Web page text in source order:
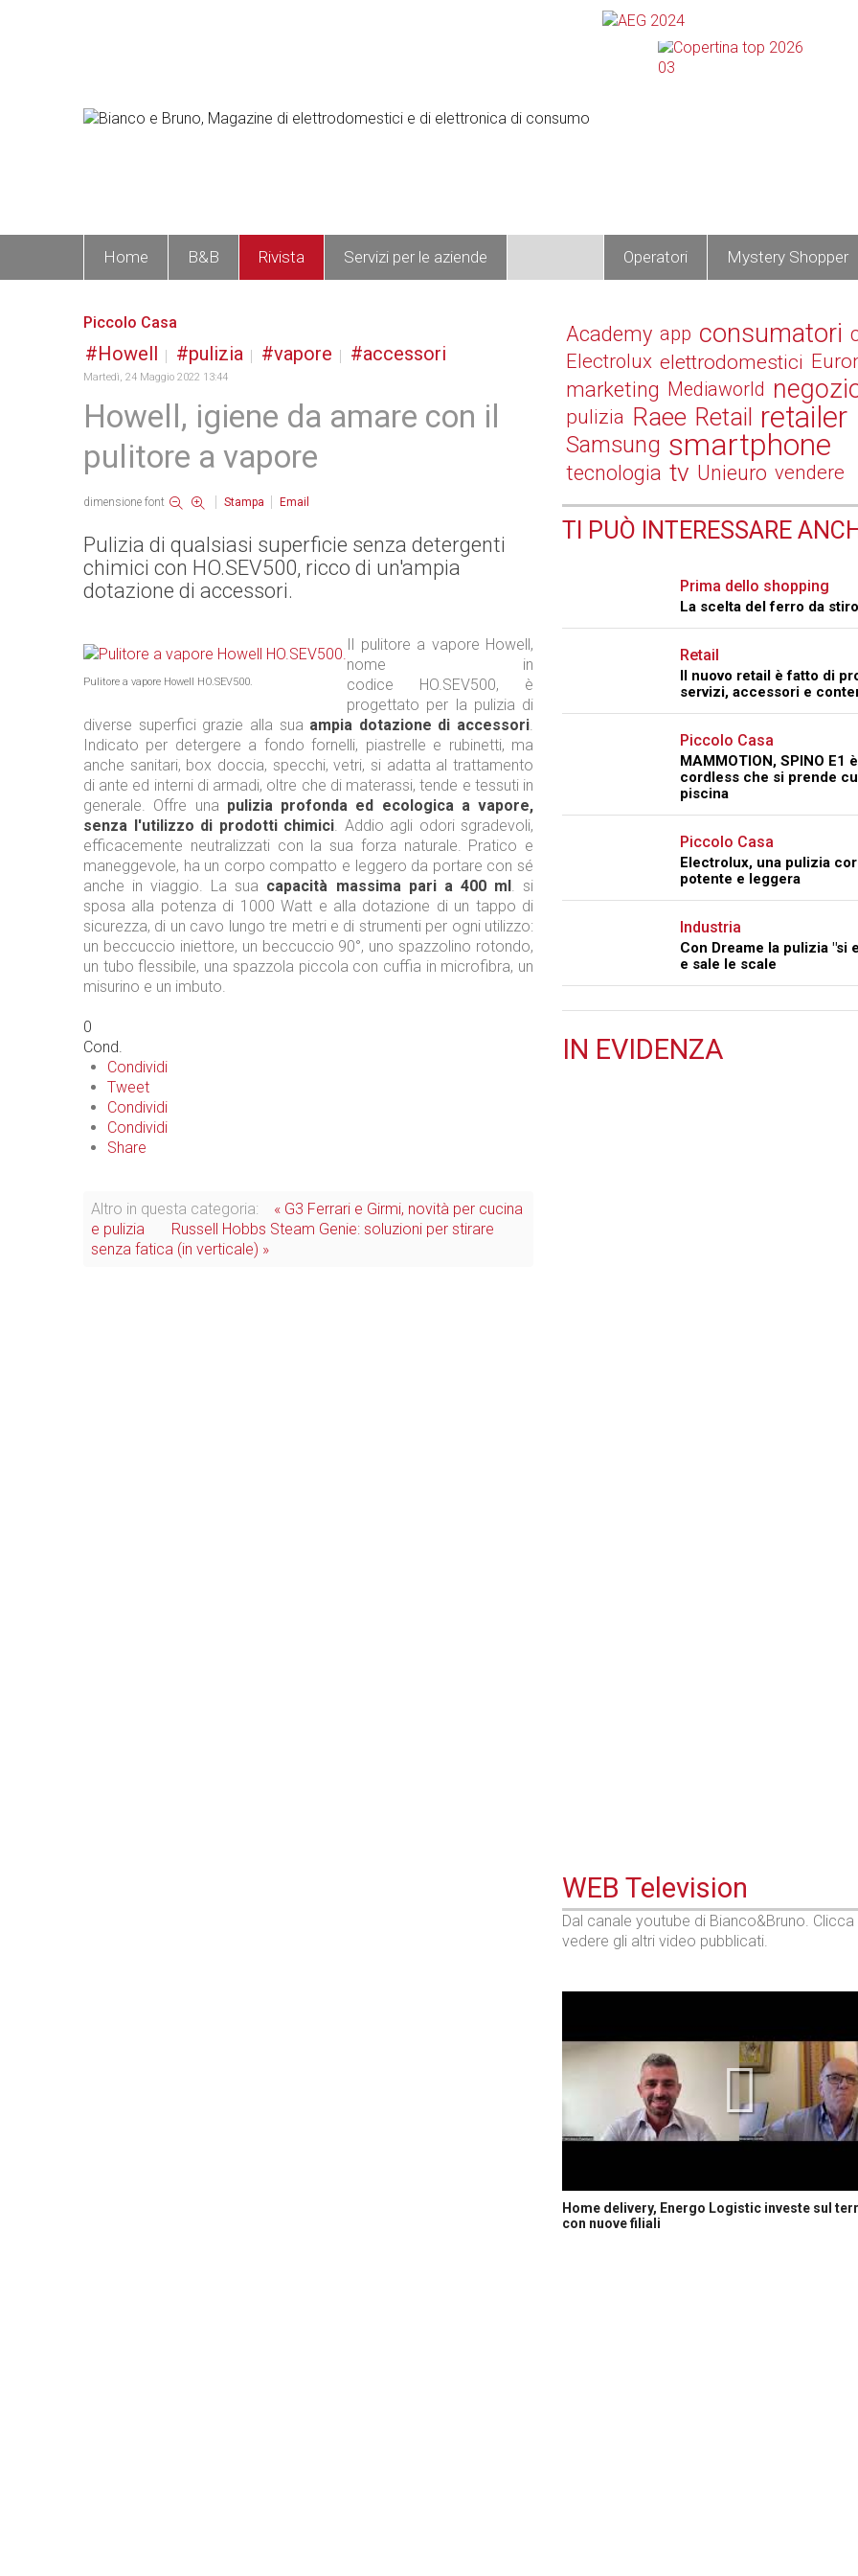
Home B&B Rivista Servizi per le aziende Operatori Mystery Shopper
Piccolo Casa
Howell pulizia vapore accessori
Martedì, 24 Maggio 2022 13:44
Howell, igiene da amare con il
pulitore a vapore
dimensione font Stampa Email
Pulizia di qualsiasi superficie senza detergenti
chimici con HO.SEV500, ricco di un'ampia
dotazione di accessori.
Pulitore a vapore Howell HO.SEV500.
Il pulitore a vapore Howell,
nome in
codice HO.SEV500, è
progettato per la pulizia di
diverse superfici grazie alla sua ampia dotazione di accessori.
Indicato per detergere a fondo fornelli, piastrelle e rubinetti, ma
anche sanitari, box doccia, specchi, vetri, si adatta al trattamento
di ante ed interni di armadi, oltre che di materassi, tende e tessuti in
generale. Offre una pulizia profonda ed ecologica a vapore,
senza l'utilizzo di prodotti chimici. Addio agli odori sgradevoli,
efficacemente neutralizzati con la sua forza naturale. Pratico e
maneggevole, ha un corpo compatto e leggero da portare con sé
anche in viaggio. La sua capacità massima pari a 400 ml . si
sposa alla potenza di 1000 Watt e alla dotazione di un tappo di
sicurezza, di un cavo lungo tre metri e di strumenti per ogni utilizzo:
un beccuccio iniettore, un beccuccio 90°, uno spazzolino rotondo,
un tubo flessibile, una spazzola piccola con cuffia in microfibra, un
misurino e un imbuto.
0
Cond.
Condividi
Tweet
Condividi
Condividi
Share
Altro in questa categoria:
« G3 Ferrari e Girmi, novità per cucina
e pulizia
Russell Hobbs Steam Genie: soluzioni per stirare
senza fatica (in verticale) »
Academy app consumatori
Electrolux elettrodomestici
marketing Mediaworld
pulizia Raee Retail retailer
Samsung smartphone
tecnologia tv Unieuro vendere
TI PUÒ INTERESSARE
Prima dello shopping
La scelta del ferro da stiro
Retail
Il nuovo retail è fatto di
servizi, accessori e
Piccolo Casa
MAMMOTION, SPINO E1
cordless che si prende
piscina
Piccolo Casa
Electrolux, una pulizia
potente e leggera
Industria
Con Dreame la pulizia "si
e sale le scale
IN EVIDENZA
WEB Television
Dal canale youtube di Bianco&Bruno. Clicca
vedere gli altri video pubblicati.
Home delivery, Energo Logistic investe sul
con nuove filiali